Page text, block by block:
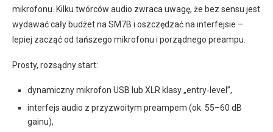
mikrofonu. Kilku twórców audio zwraca uwagę, że bez sensu jest
wydawać cały budżet na SM7B i oszczędzać na interfejsie –
lepiej zacząć od tańszego mikrofonu i porządnego preampu.
Prosty, rozsądny start:
dynamiczny mikrofon USB lub XLR klasy „entry‑level”,
interfejs audio z przyzwoitym preampem (ok. 55–60 dB
gainu),